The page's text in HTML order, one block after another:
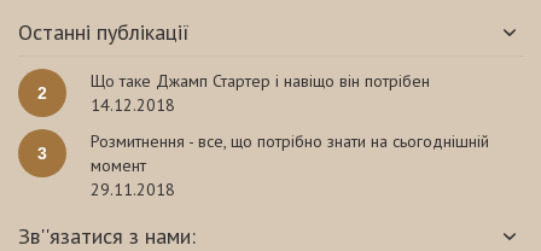
Останні публікації
2
Що таке Джамп Стартер і навіщо він потрібен
14.12.2018
3
Розмитнення - все, що потрібно знати на сьогоднішній
момент
29.11.2018
Зв''язатися з нами: